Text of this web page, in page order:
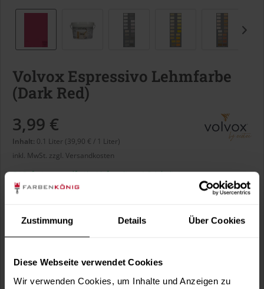
Zustimmung Details Über Cookies
Diese Webseite verwendet Cookies
Wir verwenden Cookies, um Inhalte und Anzeigen zu
Volvox Espressivo Lehmfarbe
(Dark Red)
3,99 €
Inhalt: 0.1 Liter (39,90 € / 1 Liter)
inkl. MwSt. zzgl. Versandkosten
Sofort versandfertig, Lieferzeit ca. 1-3 Arbeitstage
Liter:
Wie viele m² wollen Sie bearbeiten?
m²